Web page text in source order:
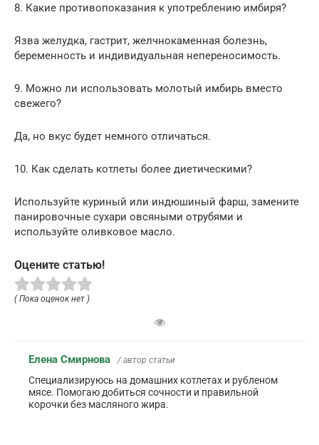
8. Какие противопоказания к употреблению имбиря?
Язва желудка, гастрит, желчнокаменная болезнь,
беременность и индивидуальная непереносимость.
9. Можно ли использовать молотый имбирь вместо
свежего?
Да, но вкус будет немного отличаться.
10. Как сделать котлеты более диетическими?
Используйте куриный или индюшиный фарш, замените
панировочные сухари овсяными отрубями и
используйте оливковое масло.
Оцените статью!
( Пока оценок нет )
Елена Смирнова / автор статьи
Специализируюсь на домашних котлетах и рубленом
мясе. Помогаю добиться сочности и правильной
корочки без масляного жира.